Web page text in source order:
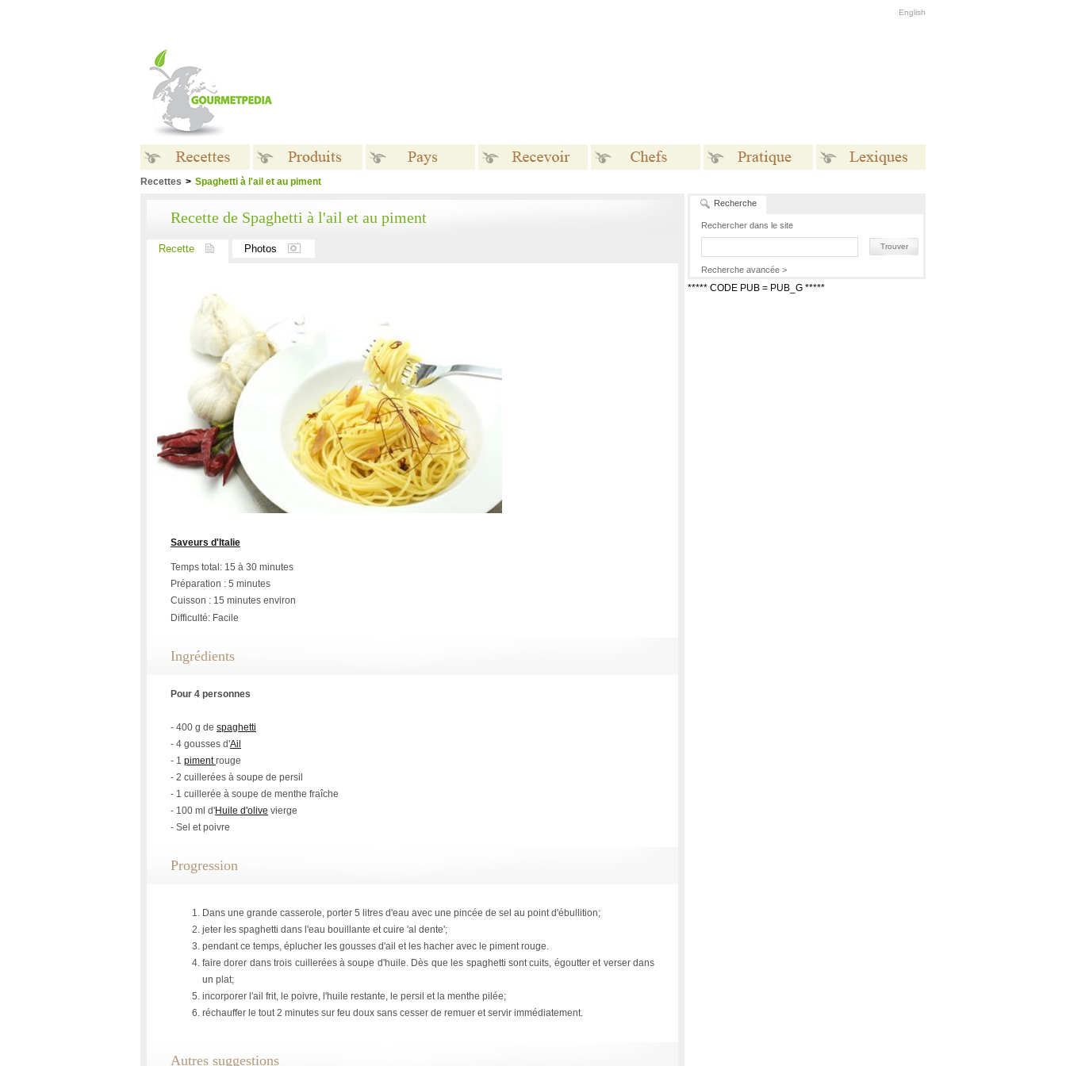
English
Recettes > Spaghetti à l'ail et au piment
Recette de Spaghetti à l'ail et au piment
Recette Photos
Saveurs d'Italie
Temps total: 15 à 30 minutes
Préparation : 5 minutes
Cuisson : 15 minutes environ
Difficulté: Facile
Ingrédients
Pour 4 personnes
- 400 g de spaghetti
- 4 gousses d'Ail
- 1 pimentrouge
- 2 cuillerées à soupe de persil
- 1 cuillerée à soupe de menthe fraîche
- 100 ml d'Huile d'olive vierge
- Sel et poivre
Progression
Dans une grande casserole, porter 5 litres d'eau avec une pincée de sel au point d'ébullition;
jeter les spaghetti dans l'eau bouillante et cuire 'al dente';
pendant ce temps, éplucher les gousses d'ail et les hacher avec le piment rouge.
faire dorer dans trois cuillerées à soupe d'huile. Dès que les spaghetti sont cuits, égoutter et verser dans
un plat;
incorporer l'ail frit, le poivre, l'huile restante, le persil et la menthe pilée;
réchauffer le tout 2 minutes sur feu doux sans cesser de remuer et servir immédiatement.
Autres suggestions
Recherche
Rechercher dans le site
Trouver
Recherche avancée >
***** CODE PUB = PUB_G *****
Recettes Produits Pratique